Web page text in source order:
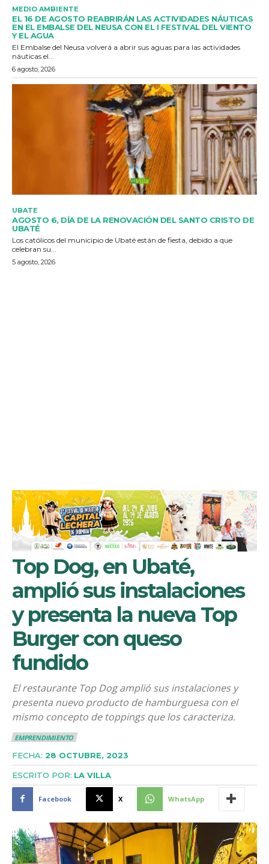
MEDIO AMBIENTE
EL 16 DE AGOSTO REABRIRÁN LAS ACTIVIDADES NÁUTICAS
EN EL EMBALSE DEL NEUSA CON EL I FESTIVAL DEL VIENTO
Y EL AGUA
El Embalse del Neusa volverá a abrir sus aguas para las actividades
náuticas el...
6 agosto, 2026
UBATE
AGOSTO 6, DÍA DE LA RENOVACIÓN DEL SANTO CRISTO DE
UBATÉ
Los católicos del municipio de Ubaté están de fiesta, debido a que
celebran su...
5 agosto, 2026